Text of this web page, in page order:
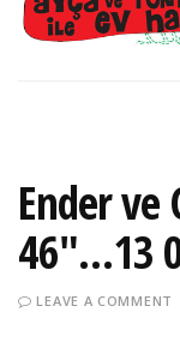
Ender ve
46″…13
LEAVE A COMMENT